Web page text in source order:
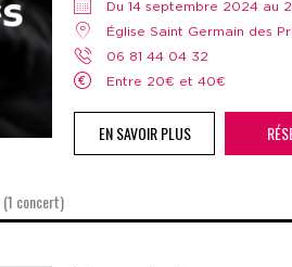
Du 14 septembre 2024 au
Église Saint Germain des
06 81 44 04 32
Entre 20€ et 40€
EN SAVOIR PLUS
(1 concert)